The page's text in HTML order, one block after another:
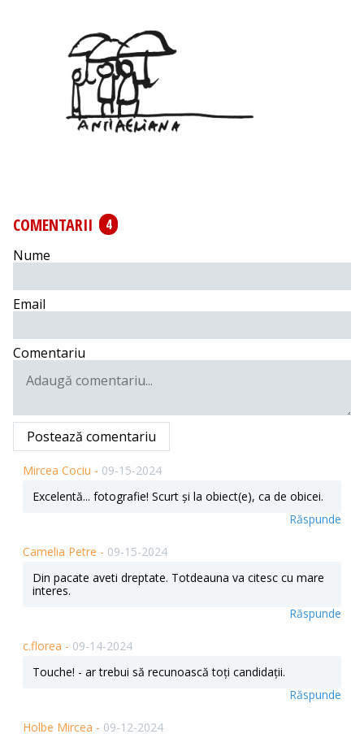
COMENTARII
4
Nume
Email
Comentariu
Postează comentariu
Mircea Cociu - 09-15-2024
Excelentă... fotografie! Scurt și la obiect(e), ca de obicei.
Răspunde
Camelia Petre - 09-15-2024
Din pacate aveti dreptate. Totdeauna va citesc cu mare
interes.
Răspunde
c.florea - 09-14-2024
Touche! - ar trebui să recunoască toți candidații.
Răspunde
Holbe Mircea - 09-12-2024